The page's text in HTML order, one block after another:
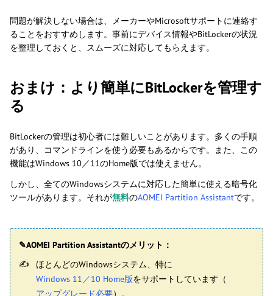
問題が解決しない場合は、メーカーやMicrosoftサポートに連絡す
ることをおすすめします。事前にデバイス情報やBitLockerの状況
を整理しておくと、スムーズに対応してもらえます。
おまけ：より簡単にBitLockerを管理す
る
BitLockerの管理は初心者には難しいことがあります。多くの手順
があり、コマンドラインを使う必要もあるからです。また、この
機能はWindows 10／11のHome版では使えません。
しかし、全てのWindowsシステムに対応した簡単に使える暗号化
ツールがあります。それが無料のAOMEI Partition Assistantです。
✎AOMEI Partition Assistantのメリット：
ほとんどのWindowsシステム、特に
Windows 11／10 Home版をサポートしています（
アップグレード必要）。